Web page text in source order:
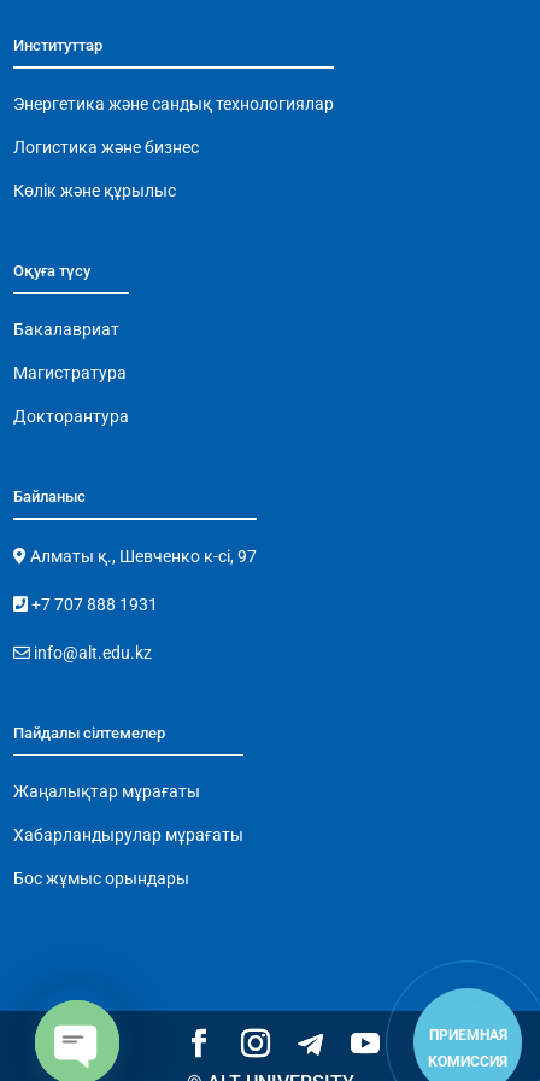
o
o
k
p
p
Институттар
Энергетика және сандық технологиялар
Логистика және бизнес
Көлік және құрылыс
Оқуға түсу
Бакалавриат
Магистратура
Докторантура
Байланыс
Алматы қ., Шевченко к-сі, 97
+7 707 888 1931
info@alt.edu.kz
Пайдалы сілтемелер
Жаңалықтар мұрағаты
Хабарландырулар мұрағаты
Бос жұмыс орындары
ПРИЕМНАЯ
КОМИССИЯ